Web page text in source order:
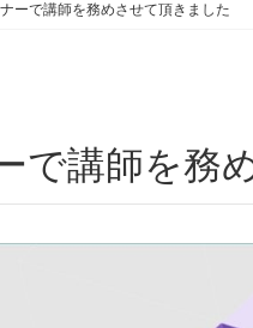
ーで講師を務めさせて頂きました
ーで講師を